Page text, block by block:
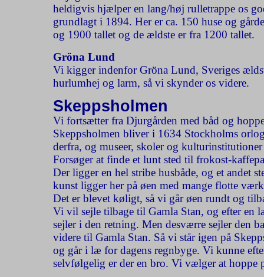
heldigvis hjælper en lang/høj rulletrappe os
grundlagt i 1894. Her er ca. 150 huse og
og 1900 tallet og de ældste er fra 1200 tallet.
Gröna Lund
Vi kigger indenfor Gröna Lund, Sveriges
hurlumhej og larm, så vi skynder os videre.
Skeppsholmen
Vi fortsætter fra Djurgården med båd og
Skeppsholmen bliver i 1634 Stockholms
derfra, og museer, skoler og
Forsøger at finde et lunt sted til frokost-
Der ligger en hel stribe husbåde, og et andet
kunst ligger her på øen med mange flotte
Det er blevet køligt, så vi går øen rundt og
Vi vil sejle tilbage til Gamla Stan, og efter en
sejler i den retning. Men desværre sejler den
videre til Gamla Stan. Så vi står igen på
og går i læ for dagens regnbyge. Vi kunne
selvfølgelig er der en bro. Vi vælger at hoppe